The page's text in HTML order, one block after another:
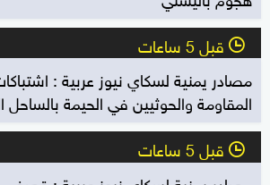
l قبل 5 ساعات
مصادر يمنية لسكاي نيوز عربية :
المقاومة والحوثيين في الحيمة بالساحل
l قبل 5 ساعات